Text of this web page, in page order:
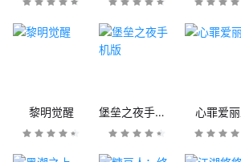
黎明觉醒 堡垒之夜手机版 心罪爱